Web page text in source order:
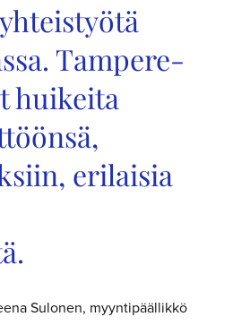
Tampere-
huikeita
erilaisia
Sulonen, myyntipäällikkö